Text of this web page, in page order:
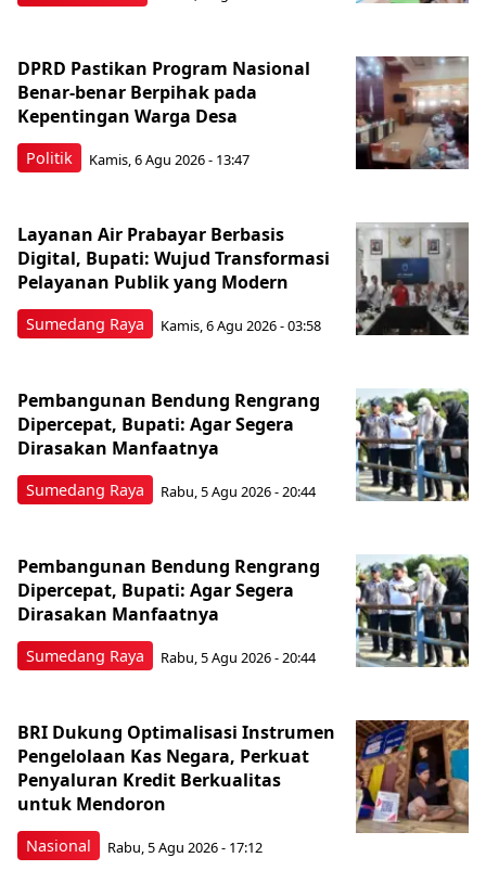
Politik
DPRD Pastikan Program Nasional
Benar-benar Berpihak pada
Kepentingan Warga Desa
Kamis, 6 Agu 2026 - 13:47
Sumedang Raya
Layanan Air Prabayar Berbasis
Digital, Bupati: Wujud Transformasi
Pelayanan Publik yang Modern
Kamis, 6 Agu 2026 - 03:58
Sumedang Raya
Pembangunan Bendung Rengrang
Dipercepat, Bupati: Agar Segera
Dirasakan Manfaatnya
Rabu, 5 Agu 2026 - 20:44
Sumedang Raya
Pembangunan Bendung Rengrang
Dipercepat, Bupati: Agar Segera
Dirasakan Manfaatnya
Rabu, 5 Agu 2026 - 20:44
Nasional
BRI Dukung Optimalisasi Instrumen
Pengelolaan Kas Negara, Perkuat
Penyaluran Kredit Berkualitas
untuk Mendoron
Rabu, 5 Agu 2026 - 17:12